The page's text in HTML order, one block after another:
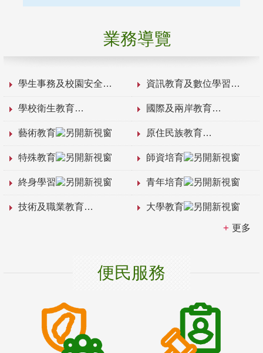
業務導覽
學生事務及校園安全 資訊教育及數位學習
學校衛生教育 國際及兩岸教育
藝術教育 原住民族教育
特殊教育 師資培育
終身學習 青年培育
技術及職業教育 大學教育
更多
便民服務